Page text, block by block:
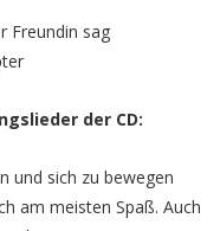
Freundin sag
der CD:
und sich zu bewegen
am meisten Spaß. Auch